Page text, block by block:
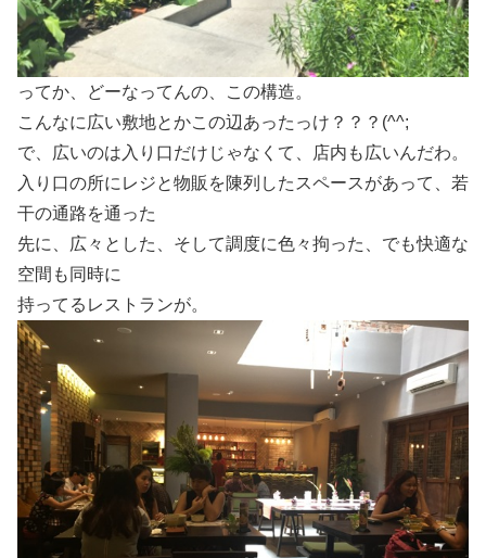
ってか、どーなってんの、この構造。
こんなに広い敷地とかこの辺あったっけ？？？(^^;
で、広いのは入り口だけじゃなくて、店内も広いんだわ。
入り口の所にレジと物販を陳列したスペースがあって、若
干の通路を通った
先に、広々とした、そして調度に色々拘った、でも快適な
空間も同時に
持ってるレストランが。